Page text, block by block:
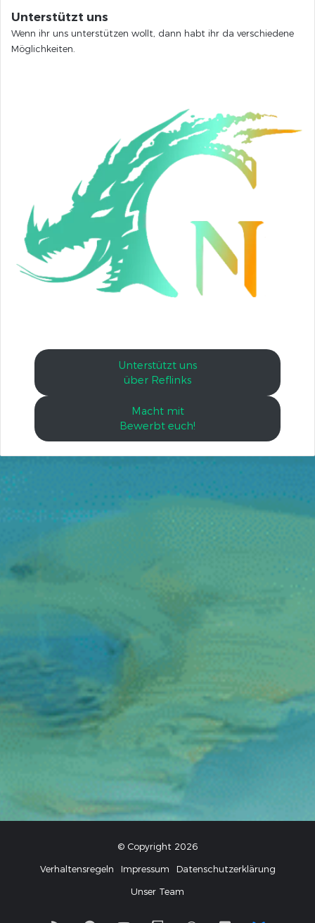
Unterstützt uns
Wenn ihr uns unterstützen wollt, dann habt ihr da verschiedene
Möglichkeiten.
Unterstützt uns
über Reflinks
Macht mit
Bewerbt euch!
© Copyright 2026
Verhaltensregeln
Impressum
Datenschutzerklärung
Unser Team